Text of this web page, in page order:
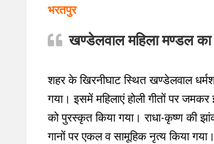
भरतपुर
खण्डेलवाल महिला मण्डल का
शहर के खिरनीघाट स्थित खण्डेलवाल
गया। इसमें महिलाएं होली गीतों पर
को पुरस्कृत किया गया। राधा-कृष्ण की
गानों पर एकल व सामूहिक नृत्य किया